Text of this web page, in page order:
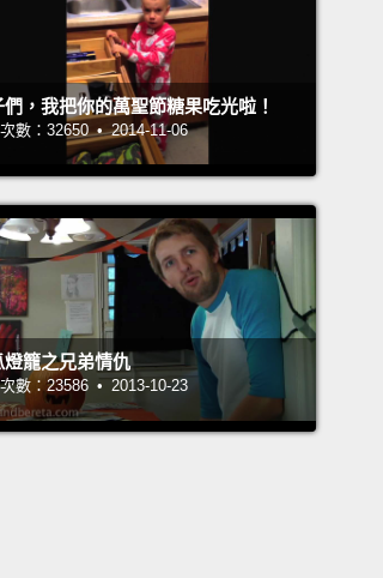
in a bad mood?
們，我把你的萬聖節糖果吃光啦！
數：32650 • 2014-11-06
燈籠之兄弟情仇
數：23586 • 2013-10-23